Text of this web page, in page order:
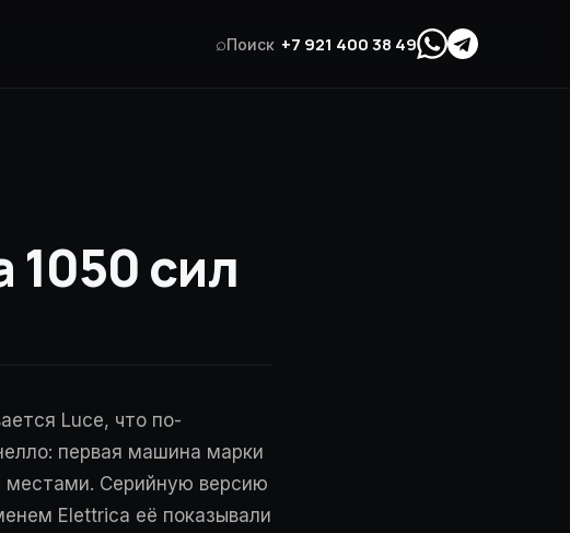
⌕Поиск +7 921 400 38 49
1050 сил
Luce, что по-
первая машина марки
местами. Серийную версию
Elettrica её показывали